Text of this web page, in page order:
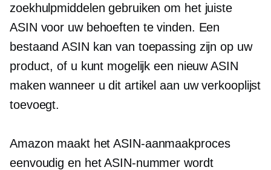
zoekhulpmiddelen gebruiken om het juiste
ASIN voor uw behoeften te vinden. Een
bestaand ASIN kan van toepassing zijn op uw
product, of u kunt mogelijk een nieuw ASIN
maken wanneer u dit artikel aan uw verkooplijst
toevoegt.
Amazon maakt het ASIN-aanmaakproces
eenvoudig en het ASIN-nummer wordt